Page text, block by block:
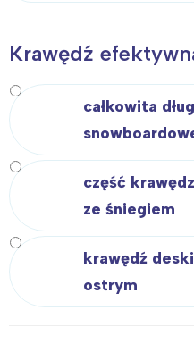
Krawędź
całkowita
część
ze śniegiem
krawędź
ostrym